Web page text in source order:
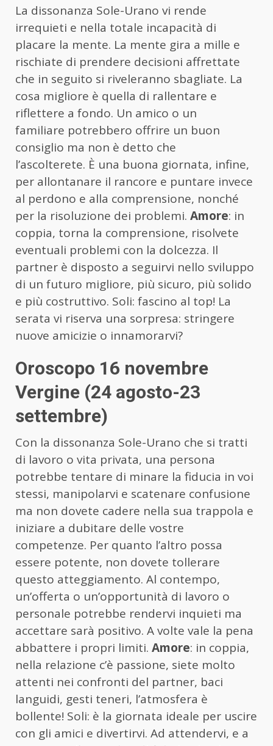
La dissonanza Sole-Urano vi rende
irrequieti e nella totale incapacità di
placare la mente. La mente gira a mille e
rischiate di prendere decisioni affrettate
che in seguito si riveleranno sbagliate. La
cosa migliore è quella di rallentare e
riflettere a fondo. Un amico o un
familiare potrebbero offrire un buon
consiglio ma non è detto che
l’ascolterete. È una buona giornata, infine,
per allontanare il rancore e puntare invece
al perdono e alla comprensione, nonché
per la risoluzione dei problemi. Amore: in
coppia, torna la comprensione, risolvete
eventuali problemi con la dolcezza. Il
partner è disposto a seguirvi nello sviluppo
di un futuro migliore, più sicuro, più solido
e più costruttivo. Soli: fascino al top! La
serata vi riserva una sorpresa: stringere
nuove amicizie o innamorarvi?
Oroscopo 16 novembre
Vergine (24 agosto-23
settembre)
Con la dissonanza Sole-Urano che si tratti
di lavoro o vita privata, una persona
potrebbe tentare di minare la fiducia in voi
stessi, manipolarvi e scatenare confusione
ma non dovete cadere nella sua trappola e
iniziare a dubitare delle vostre
competenze. Per quanto l’altro possa
essere potente, non dovete tollerare
questo atteggiamento. Al contempo,
un’offerta o un’opportunità di lavoro o
personale potrebbe rendervi inquieti ma
accettare sarà positivo. A volte vale la pena
abbattere i propri limiti. Amore: in coppia,
nella relazione c’è passione, siete molto
attenti nei confronti del partner, baci
languidi, gesti teneri, l’atmosfera è
bollente! Soli: è la giornata ideale per uscire
con gli amici e divertirvi. Ad attendervi, e a